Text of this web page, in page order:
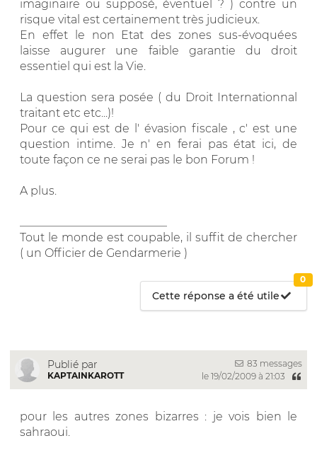
imaginaire ou supposé, éventuel ? ) contre un
risque vital est certainement très judicieux.
En effet le non Etat des zones sus-évoquées
laisse augurer une faible garantie du droit
essentiel qui est la Vie.
La question sera posée ( du Droit Internationnal
traitant etc etc...)!
Pour ce qui est de l' évasion fiscale , c' est une
question intime. Je n' en ferai pas état ici, de
toute façon ce ne serai pas le bon Forum !
A plus.
Tout le monde est coupable, il suffit de chercher
( un Officier de Gendarmerie )
Cette réponse a été utile
0
Publié par
KAPTAINKAROTT
83 messages
le 19/02/2009 à 21:03
pour les autres zones bizarres : je vois bien le
sahraoui.